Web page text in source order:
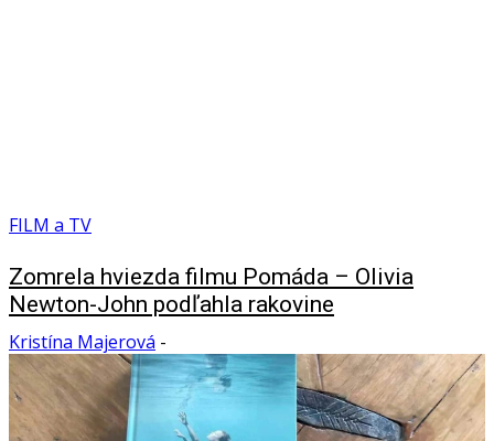
FILM a TV
Zomrela hviezda filmu Pomáda – Olivia
Newton-John podľahla rakovine
Kristína Majerová -